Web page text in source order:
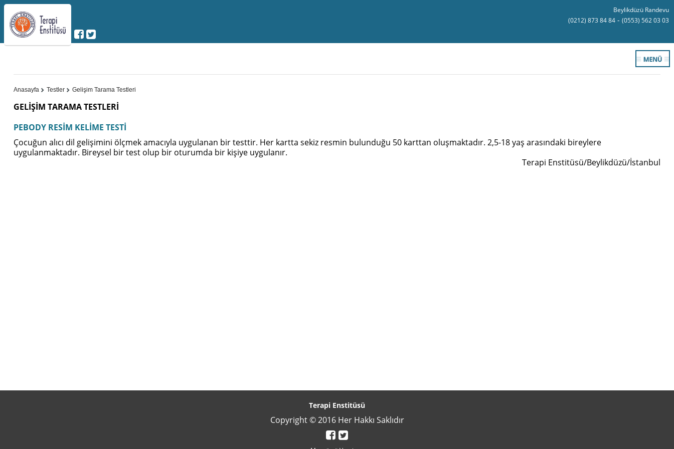
Beylikdüzü Randevu
(0212) 873 84 84 - (0553) 562 03 03
Anasayfa Testler Gelişim Tarama Testleri
GELİŞİM TARAMA TESTLERİ
PEBODY RESİM KELİME TESTİ
Çocuğun alıcı dil gelişimini ölçmek amacıyla uygulanan bir testtir. Her kartta sekiz resmin bulunduğu 50 karttan oluşmaktadır. 2,5-18 yaş arasındaki bireylere
uygulanmaktadır. Bireysel bir test olup bir oturumda bir kişiye uygulanır.
Terapi Enstitüsü/Beylikdüzü/İstanbul
Terapi Enstitüsü
Copyright © 2016 Her Hakkı Saklıdır